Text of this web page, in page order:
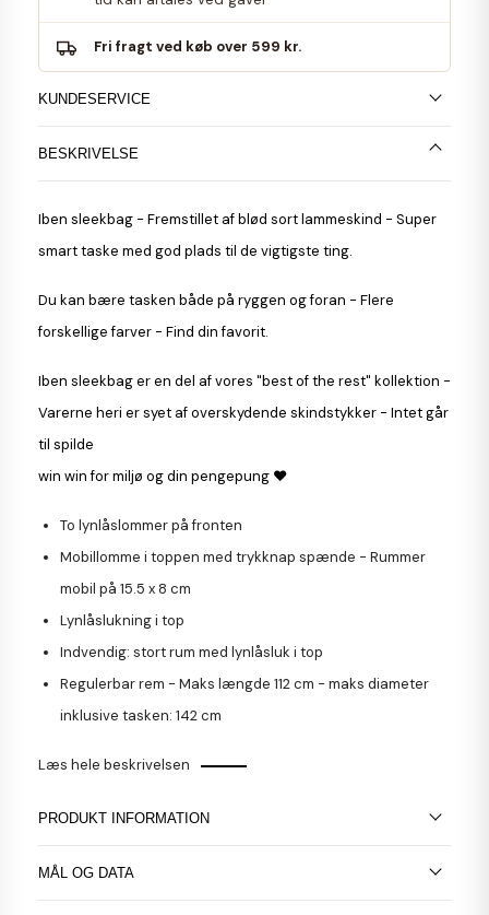
Fri fragt ved køb over 599 kr.
KUNDESERVICE
BESKRIVELSE
Iben sleekbag - Fremstillet af blød sort lammeskind - Super
smart taske med god plads til de vigtigste ting.
Du kan bære tasken både på ryggen og foran - Flere
forskellige farver - Find din favorit.
Iben sleekbag er en del af vores "best of the rest" kollektion -
Varerne heri er syet af overskydende skindstykker - Intet går
til spilde
win win for miljø og din pengepung ♥
To lynlåslommer på fronten
Mobillomme i toppen med trykknap spænde - Rummer
mobil på 15.5 x 8 cm
Lynlåslukning i top
Indvendig: stort rum med lynlåsluk i top
Regulerbar rem - Maks længde 112 cm - maks diameter
inklusive tasken: 142 cm
Læs hele beskrivelsen
PRODUKT INFORMATION
MÅL OG DATA